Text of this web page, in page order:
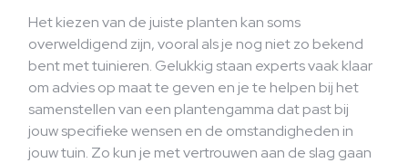
Het kiezen van de juiste planten kan soms
overweldigend zijn, vooral als je nog niet zo bekend
bent met tuinieren. Gelukkig staan experts vaak klaar
om advies op maat te geven en je te helpen bij het
samenstellen van een plantengamma dat past bij
jouw specifieke wensen en de omstandigheden in
jouw tuin. Zo kun je met vertrouwen aan de slag gaan